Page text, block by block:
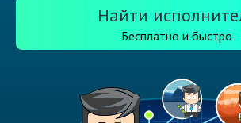
Найти
Бесплатно и быстро